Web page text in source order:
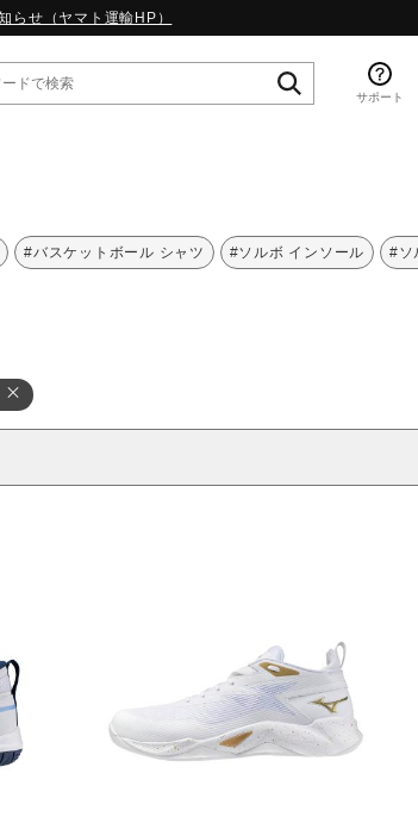
らせ（ヤマト運輸HP）
サポート
#バスケットボール シャツ #ソルボ インソール #ソ